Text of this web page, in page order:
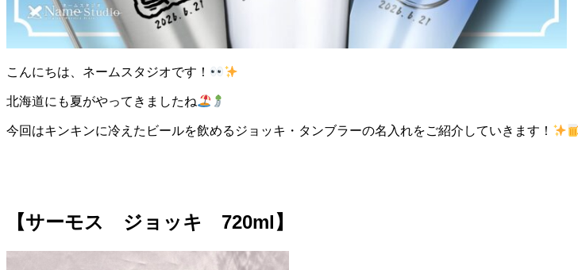
こんにちは、ネームスタジオです！
北海道にも夏がやってきましたね
今回はキンキンに冷えたビールを飲めるジョッキ・タンブラーの名入れをご紹介していきます！
【サーモス ジョッキ 720ml】